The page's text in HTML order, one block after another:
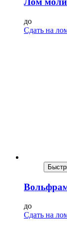
до
Сдать на
до
Сдать на